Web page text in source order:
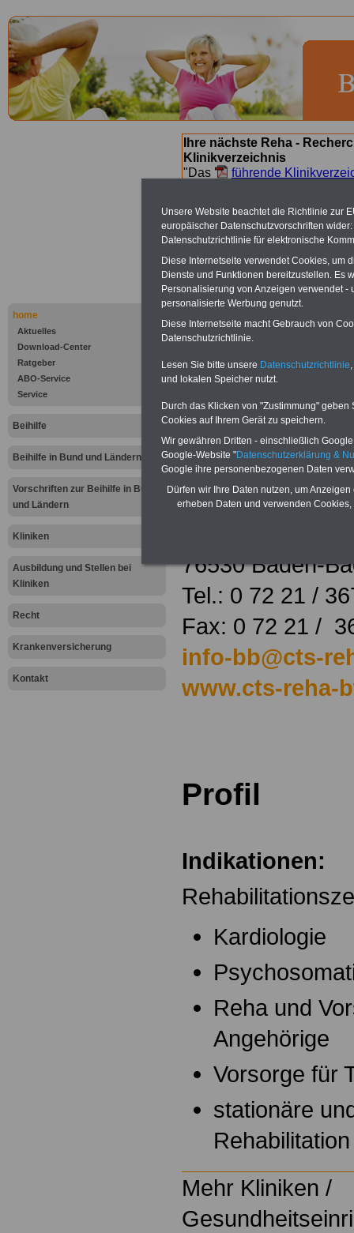
home
Aktuelles
Download-Center
Ratgeber
ABO-Service
Service
Beihilfe
Beihilfe in Bund und Ländern
Vorschriften zur Beihilfe in Bund
und Ländern
Kliniken
Ausbildung und Stellen bei
Kliniken
Recht
Krankenversicherung
Kontakt
Ihre nächste Reha -
Klinikverzeichnis
"Das
führende
suchen. Beamtinnen und
Angebote nach
Baden-
cts Klinik
76530 Baden-
Tel.: 0 72 21 /
Fax: 0 72 21 /
info-bb@cts-
www.cts-reha-
Profil
Indikationen:
Kardiologie
Reha und
Angehörige
Vorsorge für
stationäre
Rehabilitation
Mehr Kliniken /
Unsere Website beachtet die Richtlinie zur
europäischer Datenschutzvorschriften
Datenschutzrichtlinie für elektronische
Diese Internetseite verwendet Cookies, um
Dienste und Funktionen bereitzustellen. Es
Personalisierung von Anzeigen verwendet
personalisierte Werbung genutzt.
Diese Internetseite macht Gebrauch von
Datenschutzrichtlinie.
Lesen Sie bitte unsere Datenschutzrichtlinie
und lokalen Speicher nutzt.
Durch das Klicken von "Zustimmung"
Cookies auf Ihrem Gerät zu speichern.
Wir gewähren Dritten - einschließlich
Google-Website "Datenschutzerklärung &
Google ihre personenbezogenen Daten
Dürfen wir Ihre Daten nutzen, um
erheben Daten und verwenden